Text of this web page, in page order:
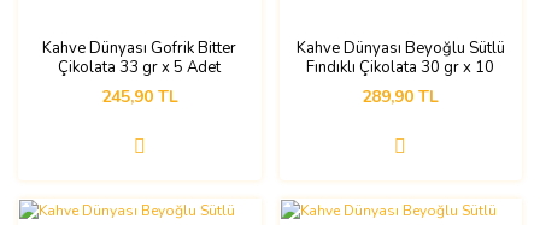
Kahve Dünyası Gofrik Bitter
Çikolata 33 gr x 5 Adet
245,90 TL
Kahve Dünyası Beyoğlu Sütlü
Fındıklı Çikolata 30 gr x 10
Adet
289,90 TL